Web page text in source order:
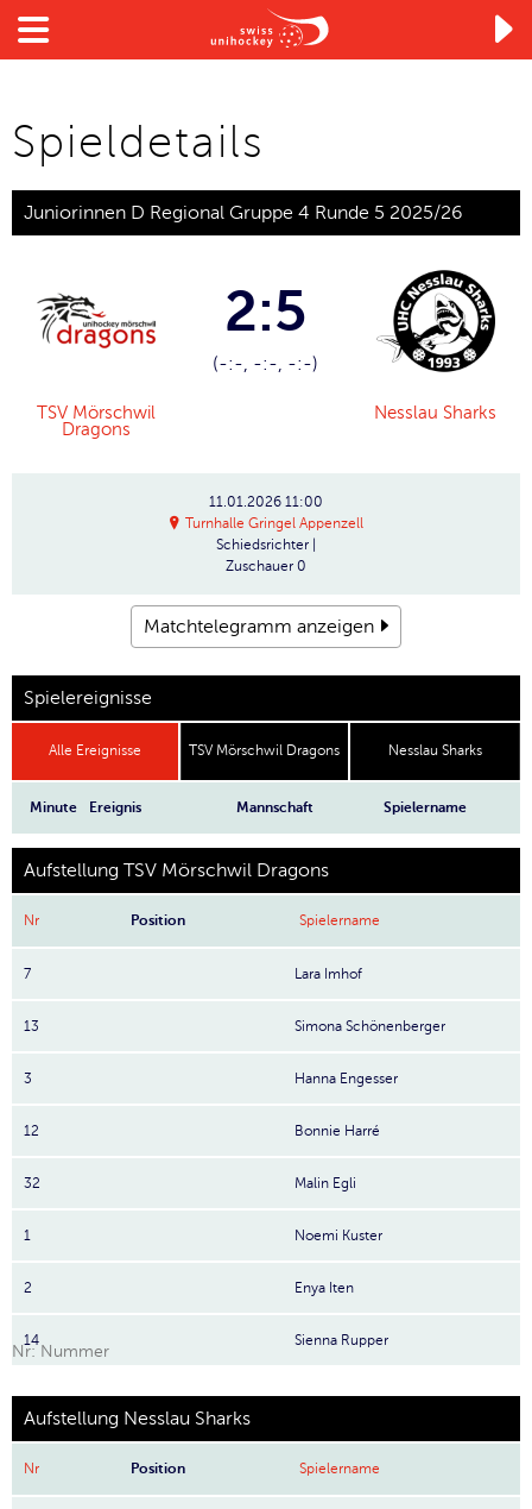

Spieldetails
Juniorinnen D Regional Gruppe 4 Runde 5 2025/26
TSV Mörschwil
Dragons
2:5
(-:-, -:-, -:-)
Nesslau Sharks
11.01.2026 11:00
Turnhalle Gringel Appenzell
Schiedsrichter
Zuschauer 0
Matchtelegramm anzeigen
Spielereignisse
Alle Ereignisse TSV Mörschwil Dragons Nesslau Sharks
Minute Ereignis Mannschaft Spielername
Aufstellung TSV Mörschwil Dragons
Nr Position Spielername
7 Lara Imhof
13 Simona Schönenberger
3 Hanna Engesser
12 Bonnie Harré
32 Malin Egli
1 Noemi Kuster
2 Enya Iten
14 Sienna Rupper
Nr: Nummer
Aufstellung Nesslau Sharks
Nr Position Spielername